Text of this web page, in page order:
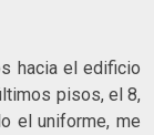
hacia el edificio
pisos, el 8,
el uniforme, me